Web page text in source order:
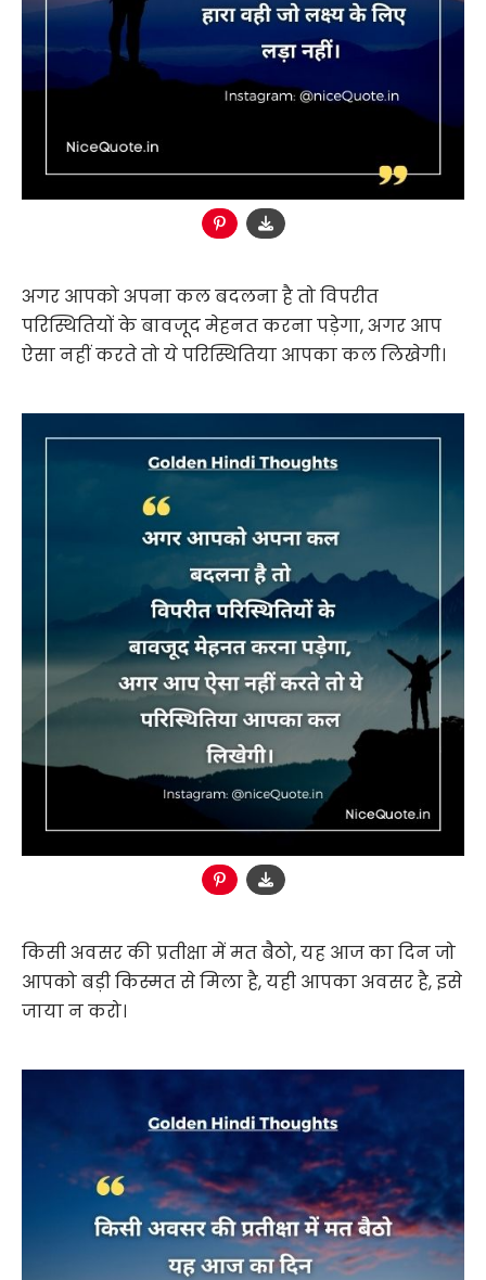
अगर आपको अपना कल बदलना है तो विपरीत
परिस्थितियों के बावजूद मेहनत करना पड़ेगा, अगर आप
ऐसा नहीं करते तो ये परिस्थितिया आपका कल लिखेगी।
किसी अवसर की प्रतीक्षा में मत बैठो, यह आज का दिन जो
आपको बड़ी किस्मत से मिला है, यही आपका अवसर है, इसे
जाया न करो।